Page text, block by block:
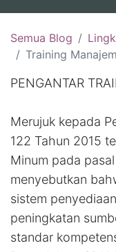
Semua Blog
Training Manajemen Air Minum Tingkat Utama Sertifikasi
PENGANTAR
Merujuk kepada
122 Tahun 2015
Minum pada
menyebutkan
sistem
peningkatan
standar